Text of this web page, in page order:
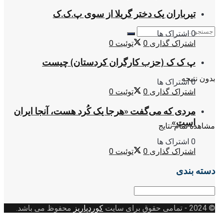
بدون نتیجه
مشاهده تمام نتایج
تیرباران یک دختر گریلا از سوی پ.ک.ک
0 اشتراک ها
اشتراک گذاری 0 توئیت 0
پ ک ک (حزب کارگران کردستان) چیست
0 اشتراک ها
اشتراک گذاری 0 توئیت 0
مردی که می‌گفت «هرجا یک کُرد هست، آنجا ایران
است»
0 اشتراک ها
اشتراک گذاری 0 توئیت 0
دسته بندی
دسته
© 2024
- تمامی حقوق برای سایت کوردپاریز محفوظ می باشد.